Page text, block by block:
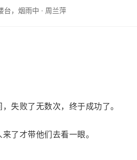
台，烟雨中 · 周兰萍
失败了无数次，终于成功了。
了才带他们去看一眼。